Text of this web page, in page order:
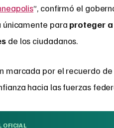
”, confirmó el
únicamente para proteger
de los ciudadanos.
marcada por el recuerdo
hacia las fuerzas
OFICIAL